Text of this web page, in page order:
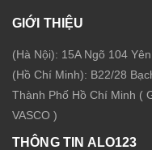
GIỚI THIỆU
(Hà Nội): 15A Ngõ 104
(Hồ Chí Minh): B22/28
Thành Phố Hồ Chí Minh (
VASCO )
THÔNG TIN ALO123